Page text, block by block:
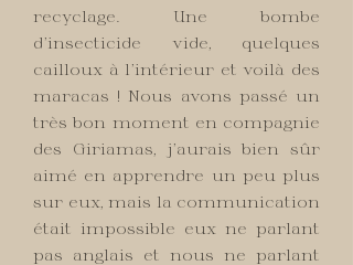
recyclage. Une bombe
d’insecticide vide, quelques
cailloux à l’intérieur et voilà des
maracas ! Nous avons passé un
très bon moment en compagnie
des Giriamas, j’aurais bien sûr
aimé en apprendre un peu plus
sur eux, mais la communication
était impossible eux ne parlant
pas anglais et nous ne parlant